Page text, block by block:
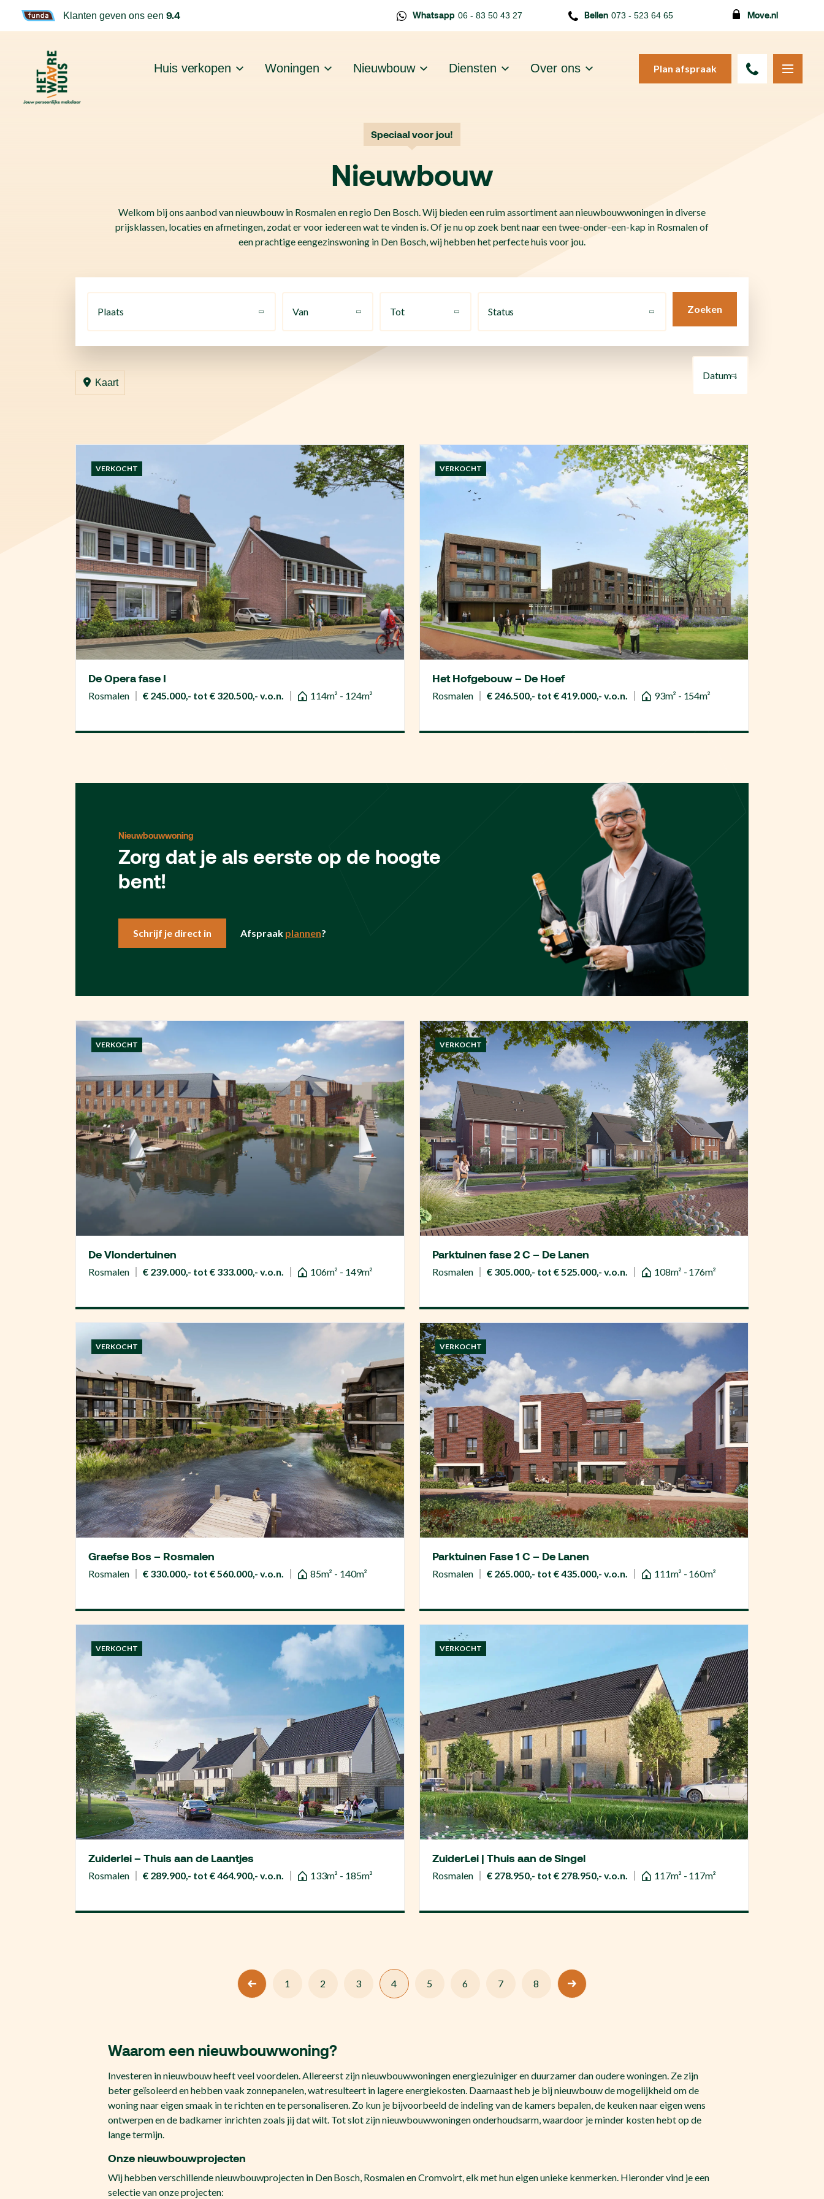
Klanten geven ons een 9.4 Whatsapp 06 - 83 50 43 27 Bellen 073 - 523 64 65 Move.nl
Huis verkopen Woningen Nieuwbouw Diensten Over ons Plan afspraak
Speciaal voor jou!
Nieuwbouw
Welkom bij ons aanbod van nieuwbouw in Rosmalen en regio Den Bosch. Wij bieden een ruim assortiment aan nieuwbouwwoningen in diverse
prijsklassen, locaties en afmetingen, zodat er voor iedereen wat te vinden is.Of je nu op zoek bent naar een twee-onder-een-kap in Rosmalen of
een prachtige eengezinswoning in Den Bosch, wij hebben het perfecte huis voor jou.
Plaats Van Tot Status Zoeken
Kaart
Datum ↓
VERKOCHT
De Opera fase I
Rosmalen € 245.000,- tot € 320.500,- v.o.n. 114m² - 124m²
VERKOCHT
Het Hofgebouw – De Hoef
Rosmalen € 246.500,- tot € 419.000,- v.o.n. 93m² - 154m²
Nieuwbouwwoning
Zorg dat je als eerste op de hoogte
bent!
Schrijf je direct in Afspraak plannen?
VERKOCHT
De Vlondertuinen
Rosmalen € 239.000,- tot € 333.000,- v.o.n. 106m² - 149m²
VERKOCHT
Parktuinen fase 2 C – De Lanen
Rosmalen € 305.000,- tot € 525.000,- v.o.n. 108m² - 176m²
VERKOCHT
Graefse Bos – Rosmalen
Rosmalen € 330.000,- tot € 560.000,- v.o.n. 85m² - 140m²
VERKOCHT
Parktuinen Fase 1 C – De Lanen
Rosmalen € 265.000,- tot € 435.000,- v.o.n. 111m² - 160m²
VERKOCHT
Zuiderlei – Thuis aan de Laantjes
Rosmalen € 289.900,- tot € 464.900,- v.o.n. 133m² - 185m²
VERKOCHT
ZuiderLei | Thuis aan de Singel
Rosmalen € 278.950,- tot € 278.950,- v.o.n. 117m² - 117m²
1 2 3 4 5 6 7 8
Waarom eennieuwbouwwoning?
Investeren in nieuwbouw heeft veel voordelen. Allereerst zijn nieuwbouwwoningen energiezuiniger en duurzamer dan oudere woningen. Ze zijn
beter geïsoleerd en hebben vaak zonnepanelen, wat resulteert in lagere energiekosten. Daarnaast heb je bij nieuwbouw de mogelijkheid om de
woning naar eigen smaak in te richten en te personaliseren. Zo kun je bijvoorbeeld de indeling van de kamers bepalen, de keuken naar eigen wens
ontwerpen en de badkamer inrichten zoals jij dat wilt. Tot slot zijn nieuwbouwwoningen onderhoudsarm, waardoor je minder kosten hebt op de
lange termijn.
Onzenieuwbouwprojecten
Wij hebben verschillende nieuwbouwprojecten in Den Bosch, Rosmalen en Cromvoirt, elk met hun eigen unieke kenmerken. Hieronder vind je een
selectie van onze projecten: